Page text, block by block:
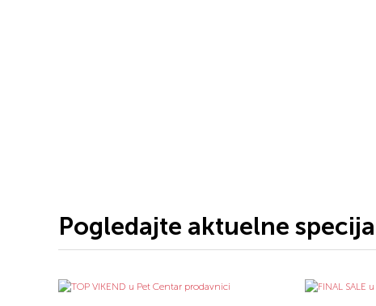
Pogledajte aktuelne